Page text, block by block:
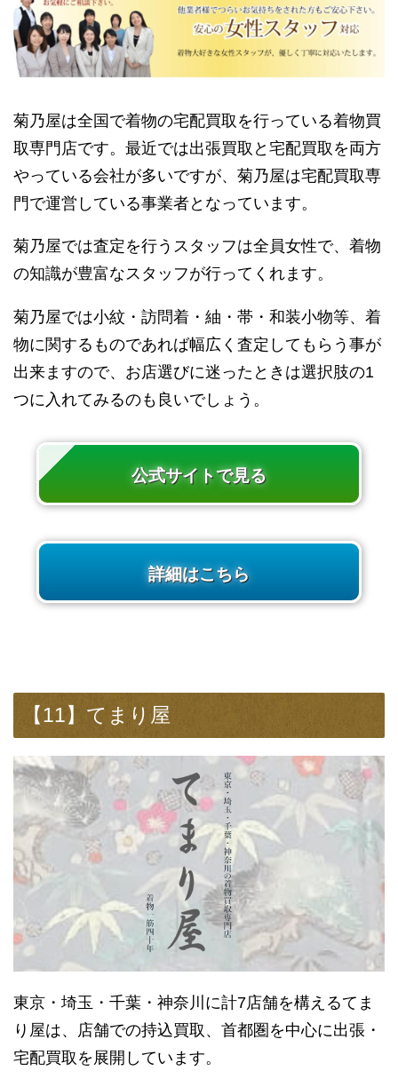
菊乃屋は全国で着物の宅配買取を行っている着物買
取専門店です。最近では出張買取と宅配買取を両方
やっている会社が多いですが、菊乃屋は宅配買取専
門で運営している事業者となっています。
菊乃屋では査定を行うスタッフは全員女性で、着物
の知識が豊富なスタッフが行ってくれます。
菊乃屋では小紋・訪問着・紬・帯・和装小物等、着
物に関するものであれば幅広く査定してもらう事が
出来ますので、お店選びに迷ったときは選択肢の1
つに入れてみるのも良いでしょう。
公式サイトで見る
詳細はこちら
【11】てまり屋
東京・埼玉・千葉・神奈川に計7店舗を構えるてま
り屋は、店舗での持込買取、首都圏を中心に出張・
宅配買取を展開しています。